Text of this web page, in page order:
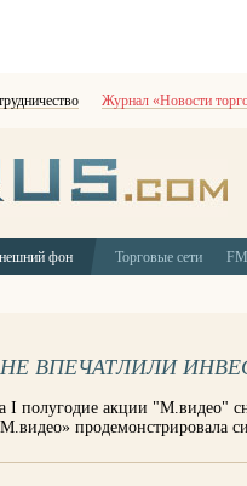
Журнал «Новости
фон Торговые сети
ВПЕЧАТЛИЛИ
I полугодие акции
продемонстрировала